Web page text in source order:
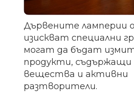
Дървените ламперии
изискват специални
могат да бъдат
продукти, съдържащи
вещества и активни
разтворители.